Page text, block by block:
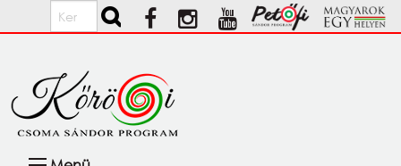
Ugrás a tartalomra
Keresés